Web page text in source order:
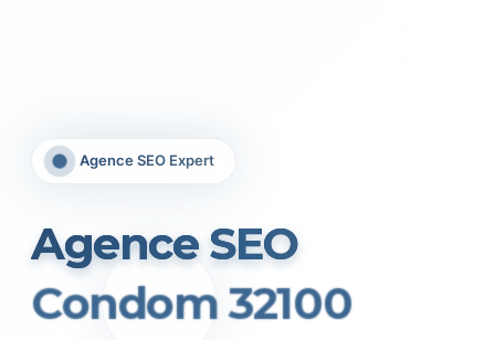
Agence SEO Expert
Agence SEO
Condom 32100